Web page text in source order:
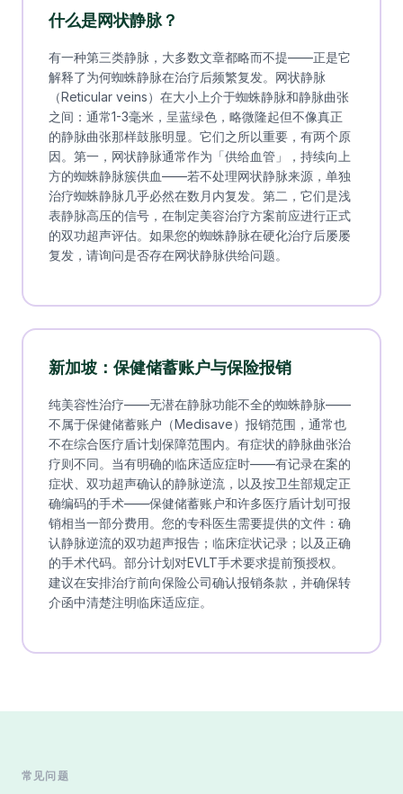
什么是网状静脉？
有一种第三类静脉，大多数文章都略而不提——正是它
解释了为何蜘蛛静脉在治疗后频繁复发。网状静脉
（Reticular veins）在大小上介于蜘蛛静脉和静脉曲张
之间：通常1-3毫米，呈蓝绿色，略微隆起但不像真正
的静脉曲张那样鼓胀明显。它们之所以重要，有两个原
因。第一，网状静脉通常作为「供给血管」，持续向上
方的蜘蛛静脉簇供血——若不处理网状静脉来源，单独
治疗蜘蛛静脉几乎必然在数月内复发。第二，它们是浅
表静脉高压的信号，在制定美容治疗方案前应进行正式
的双功超声评估。如果您的蜘蛛静脉在硬化治疗后屡屡
复发，请询问是否存在网状静脉供给问题。
新加坡：保健储蓄账户与保险报销
纯美容性治疗——无潜在静脉功能不全的蜘蛛静脉——
不属于保健储蓄账户（Medisave）报销范围，通常也
不在综合医疗盾计划保障范围内。有症状的静脉曲张治
疗则不同。当有明确的临床适应症时——有记录在案的
症状、双功超声确认的静脉逆流，以及按卫生部规定正
确编码的手术——保健储蓄账户和许多医疗盾计划可报
销相当一部分费用。您的专科医生需要提供的文件：确
认静脉逆流的双功超声报告；临床症状记录；以及正确
的手术代码。部分计划对EVLT手术要求提前预授权。
建议在安排治疗前向保险公司确认报销条款，并确保转
介函中清楚注明临床适应症。
常见问题